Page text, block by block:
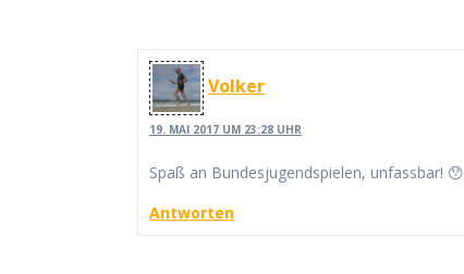
Volker
19. MAI 2017 UM 23:28 UHR
Spaß an Bundesjugendspielen, unfassbar! 😯
Antworten